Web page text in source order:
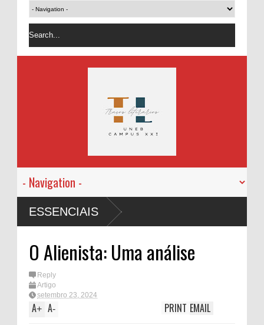
ESSENCIAIS
O Alienista: Uma análise
Reply
Artigo
setembro 23, 2024
A+ A- EMAIL
PRINT